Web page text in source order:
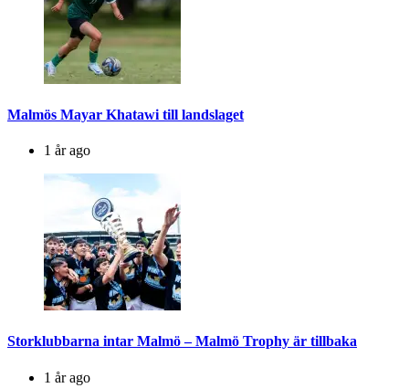
Malmös Mayar Khatawi till landslaget
1 år ago
Storklubbarna intar Malmö – Malmö Trophy är tillbaka
1 år ago